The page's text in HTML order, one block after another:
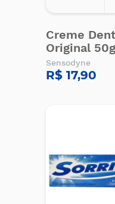
Creme
Original 50g
Sensodyne
R$ 17,90